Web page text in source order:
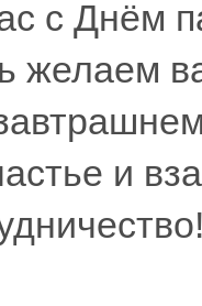
с Днём
желаем
и